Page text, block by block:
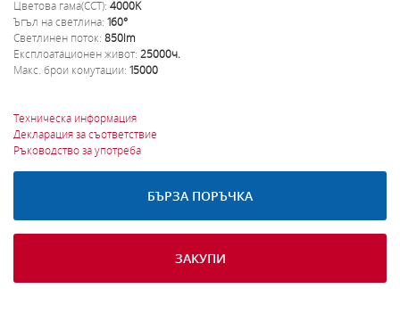
Цветова гама(CCT): 4000K
Ъгъл на светлина: 160°
Светлинен поток: 850lm
Експлоатационен живот: 25000ч.
Макс. брои комутации: 15000
Техническа информация
Декларация за съответствие
Ръководство за употреба
БЪРЗА ПОРЪЧКА
ЗАКУПИ